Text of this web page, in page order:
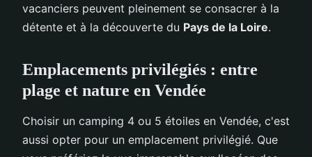
vacanciers peuvent pleinement se consacrer à la
détente et à la découverte du Pays de la Loire.
Emplacements privilégiés : entre
plage et nature en Vendée
Choisir un camping 4 ou 5 étoiles en Vendée, c'est
aussi opter pour un emplacement privilégié. Que